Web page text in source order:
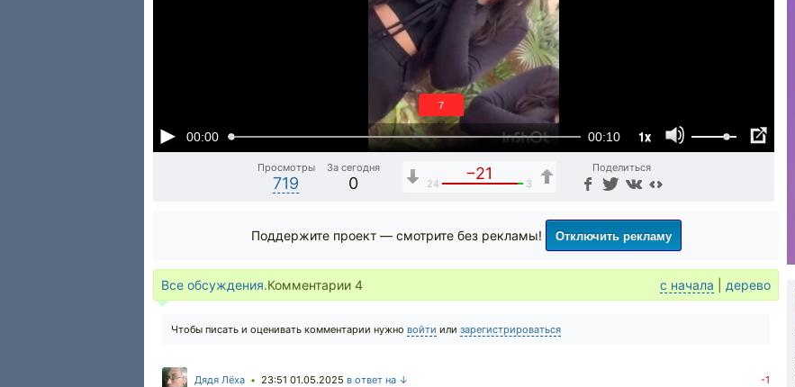
00:00 00:10 1x
6
Просмотры
719
За сегодня
0
−21
24 3
Поделиться
Поддержите проект — смотрите без рекламы! Отключить рекламу
Все обсуждения.Комментарии 4 с начала дерево
Чтобы писать и оценивать комментарии нужно войти или зарегистрироваться
Дядя Лёха • 23:51 01.05.2025 в ответ на ↓ -1